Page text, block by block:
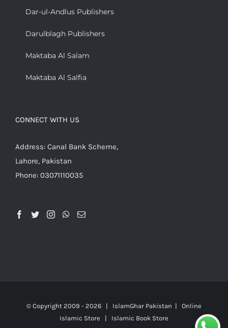
Dar-ul-Andlus Publishers
Darulblagh Publishers
Maktaba Al Salam
Maktaba Al Salfia
CONNECT WITH US
Address: Canal Bank Scheme,
Lahore, Pakistan
Phone: 03071110035
© Copyright 2009 - 2026 | IslamGhar Pakistan | Online
Islamic Store | Islamic Book Store